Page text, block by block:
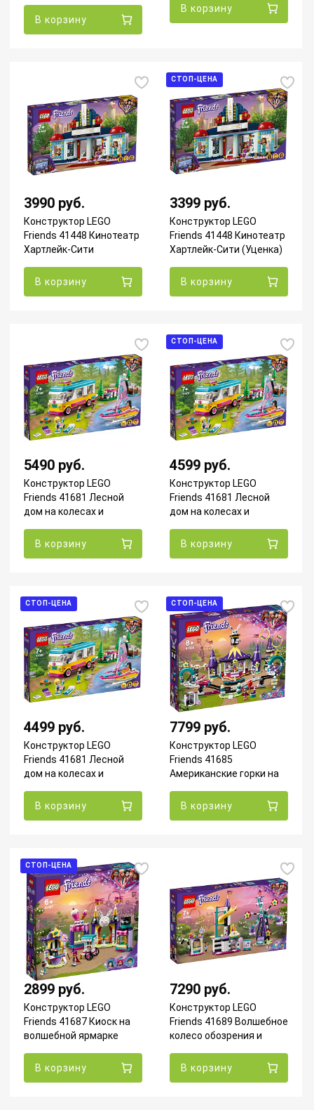
В корзину
В корзину
3990 руб.
Конструктор LEGO
Friends 41448 Кинотеатр
Хартлейк-Сити
В корзину
СТОП-ЦЕНА
3399 руб.
Конструктор LEGO
Friends 41448 Кинотеатр
Хартлейк-Сити (Уценка)
В корзину
5490 руб.
Конструктор LEGO
Friends 41681 Лесной
дом на колесах и
В корзину
СТОП-ЦЕНА
4599 руб.
Конструктор LEGO
Friends 41681 Лесной
дом на колесах и
В корзину
СТОП-ЦЕНА
4499 руб.
Конструктор LEGO
Friends 41681 Лесной
дом на колесах и
В корзину
СТОП-ЦЕНА
7799 руб.
Конструктор LEGO
Friends 41685
Американские горки на
(Уценка)
В корзину
СТОП-ЦЕНА
2899 руб.
Конструктор LEGO
Friends 41687 Киоск на
волшебной ярмарке
В корзину
7290 руб.
Конструктор LEGO
Friends 41689 Волшебное
колесо обозрения и
В корзину